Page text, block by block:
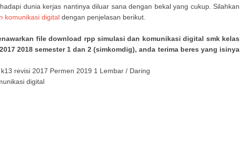
dunia kerjas nantinya diluar sana dengan bekal yang cukup. Silahkan
komunikasi digital dengan penjelasan berikut.
file download rpp simulasi dan komunikasi digital smk kelas
2018 semester 1 dan 2 (simkomdig), anda terima beres yang isinya
revisi 2017 Permen 2019 1 Lembar / Daring
digital